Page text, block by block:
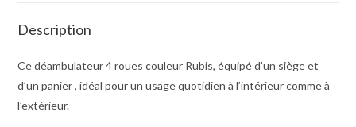
Description
Ce déambulateur 4 roues couleur Rubis, équipé d’un siège et
d’un panier , idéal pour un usage quotidien à l’intérieur comme à
l’extérieur.